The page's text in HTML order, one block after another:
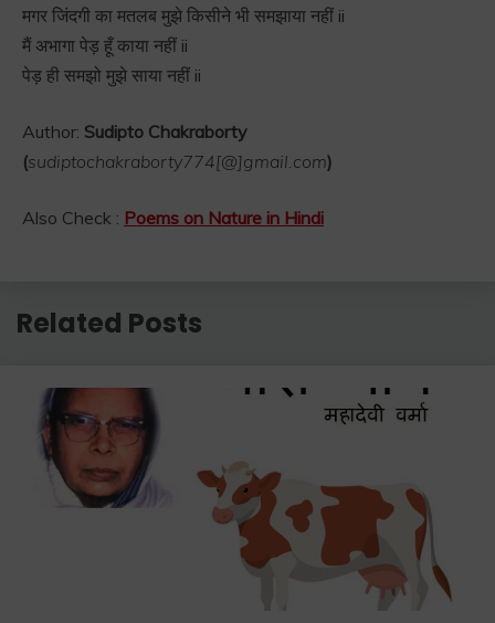
मगर जिंदगी का मतलब मुझे किसीने भी समझाया नहीं ii
मैं अभागा पेड़ हूँ काया नहीं ii
पेड़ ही समझो मुझे साया नहीं ii
Author: Sudipto Chakraborty
(sudiptochakraborty774[@]gmail.com)
Also Check : Poems on Nature in Hindi
Related Posts